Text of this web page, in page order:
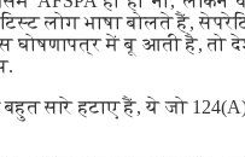
लोग भाषा बोलते हैं,
घोषणापत्र में बू आती है, तो
सारे हटाए हैं, ये जो